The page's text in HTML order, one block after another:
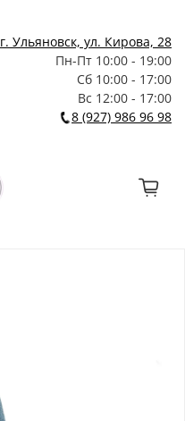
г. Ульяновск, ул. Кирова, 28
Пн-Пт 10:00 - 19:00
Сб 10:00 - 17:00
Вс 12:00 - 17:00
8 (927) 986 96 98